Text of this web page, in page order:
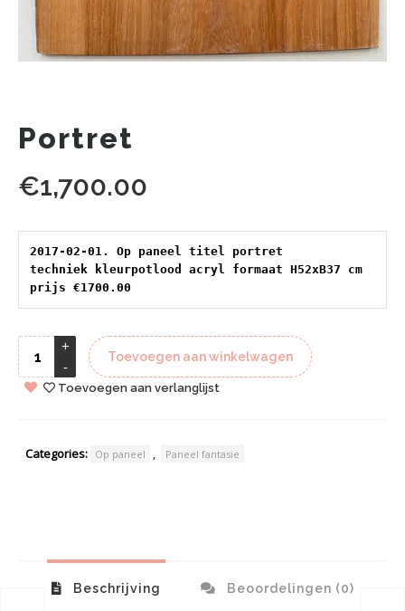
Portret
€1,700.00
2017-02-01. Op paneel titel portret
techniek kleurpotlood acryl formaat H52xB37 cm
prijs €1700.00
Toevoegen aan winkelwagen
Toevoegen aan verlanglijst
Categories: Op paneel , Paneel fantasie
Beschrijving Beoordelingen (0)